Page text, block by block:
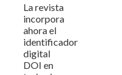
La revista
incorpora
ahora el
identificador
digital
DOI en